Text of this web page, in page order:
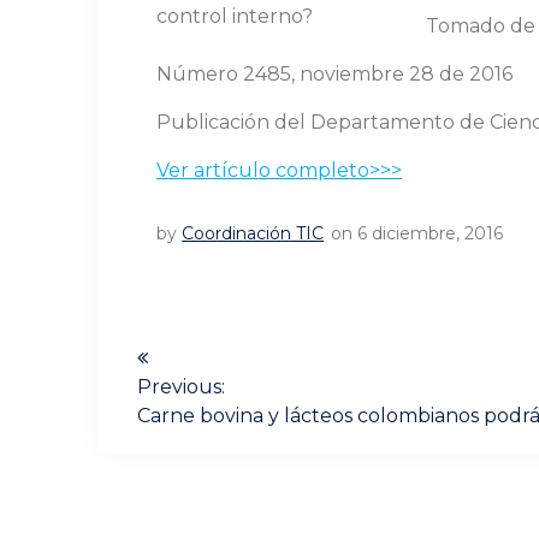
Tomado de
Número 2485, noviembre 28 de 2016
Publicación del Departamento de
Ver artículo completo>>>
by Coordinación TIC on 6 diciembre, 2016
Navegación
dePrevious:
Previous
Carne bovina y lácteos colombianos